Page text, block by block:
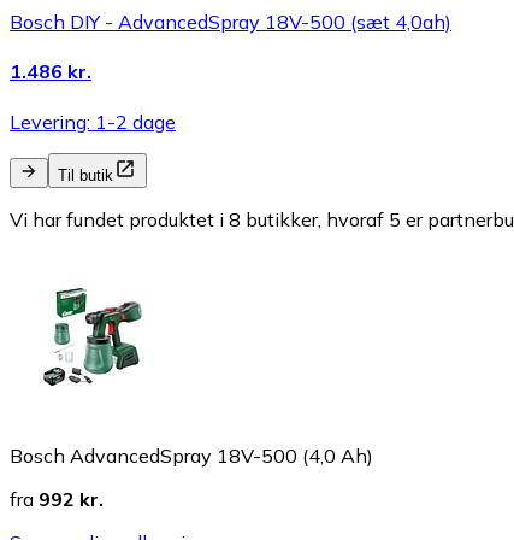
Bosch DIY - AdvancedSpray 18V-500 (sæt 4,0ah)
1.486 kr.
Levering: 1-2 dage
Til butik
Vi har fundet produktet i 8 butikker, hvoraf 5 er
Bosch AdvancedSpray 18V-500 (4,0 Ah)
fra 992 kr.